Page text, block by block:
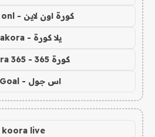
كورة اون لاين - koora onl
يلا كورة - yallakora
كورة 365 - kooora 365
اس جول - AS Goal
koora live